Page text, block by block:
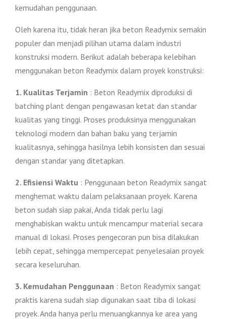
kemudahan penggunaan.
Oleh karena itu, tidak heran jika beton Readymix semakin
populer dan menjadi pilihan utama dalam industri
konstruksi modern. Berikut adalah beberapa kelebihan
menggunakan beton Readymix dalam proyek konstruksi:
1. Kualitas Terjamin : Beton Readymix diproduksi di
batching plant dengan pengawasan ketat dan standar
kualitas yang tinggi. Proses produksinya menggunakan
teknologi modern dan bahan baku yang terjamin
kualitasnya, sehingga hasilnya lebih konsisten dan sesuai
dengan standar yang ditetapkan.
2. Efisiensi Waktu : Penggunaan beton Readymix sangat
menghemat waktu dalam pelaksanaan proyek. Karena
beton sudah siap pakai, Anda tidak perlu lagi
menghabiskan waktu untuk mencampur material secara
manual di lokasi. Proses pengecoran pun bisa dilakukan
lebih cepat, sehingga mempercepat penyelesaian proyek
secara keseluruhan.
3. Kemudahan Penggunaan : Beton Readymix sangat
praktis karena sudah siap digunakan saat tiba di lokasi
proyek. Anda hanya perlu menuangkannya ke area yang